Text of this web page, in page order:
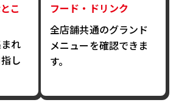
こ
れ
し
フード・ドリンク
全店舗共通のグランド
メニューを確認できま
す。